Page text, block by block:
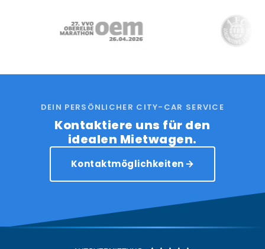
DEIN PERSÖNLICHER CITY-CAR SERVICE
Kontaktiere uns für den
idealen Mietwagen.
Kontaktmöglichkeiten